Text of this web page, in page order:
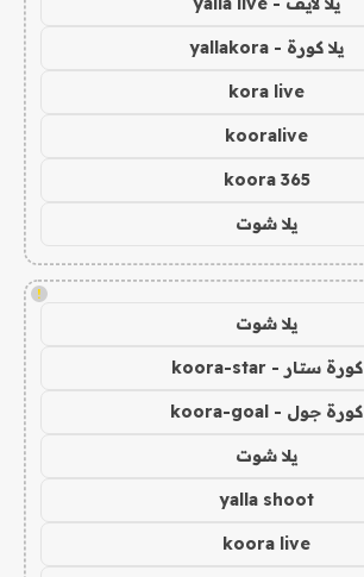
يلا كورة - yallakora
kora live
kooralive
koora 365
يلا شوت
!
يلا شوت
كورة ستار - koora-star
كورة جول - koora-goal
يلا شوت
yalla shoot
koora live